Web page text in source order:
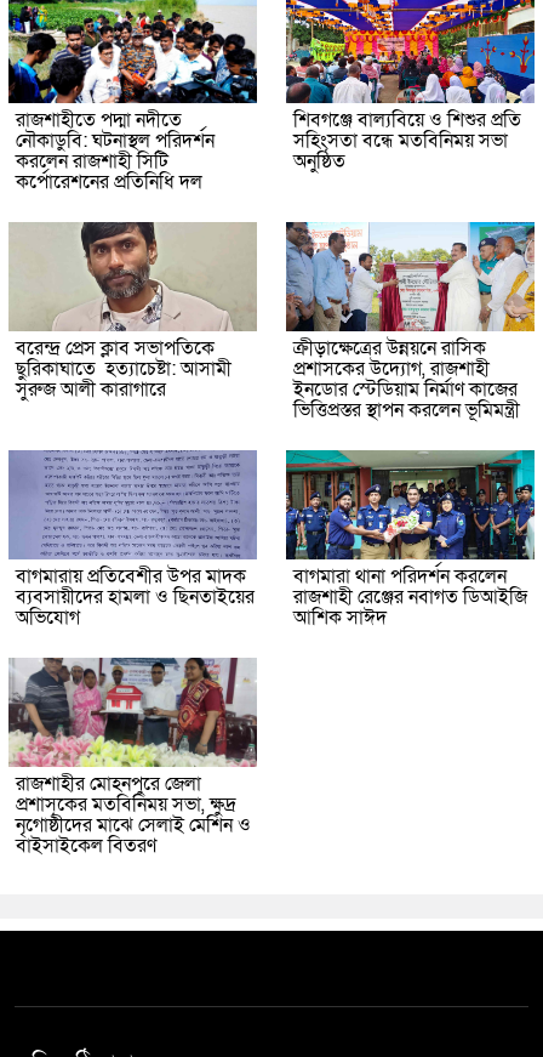
রাজশাহীতে পদ্মা নদীতে
নৌকাডুবি: ঘটনাস্থল পরিদর্শন
করলেন রাজশাহী সিটি
কর্পোরেশনের প্রতিনিধি দল
শিবগঞ্জে বাল্যবিয়ে ও শিশুর প্রতি
সহিংসতা বন্ধে মতবিনিময় সভা
অনুষ্ঠিত
বরেন্দ্র প্রেস ক্লাব সভাপতিকে
ছুরিকাঘাতে হত্যাচেষ্টা: আসামী
সুরুজ আলী কারাগারে
ক্রীড়াক্ষেত্রের উন্নয়নে রাসিক
প্রশাসকের উদ্যোগ, রাজশাহী
ইনডোর স্টেডিয়াম নির্মাণ কাজের
ভিত্তিপ্রস্তর স্থাপন করলেন ভূমিমন্ত্রী
বাগমারায় প্রতিবেশীর উপর মাদক
ব্যবসায়ীদের হামলা ও ছিনতাইয়ের
অভিযোগ
বাগমারা থানা পরিদর্শন করলেন
রাজশাহী রেঞ্জের নবাগত ডিআইজি
আশিক সাঈদ
রাজশাহীর মোহনপুরে জেলা
প্রশাসকের মতবিনিময় সভা, ক্ষুদ্র
নৃগোষ্ঠীদের মাঝে সেলাই মেশিন ও
বাইসাইকেল বিতরণ